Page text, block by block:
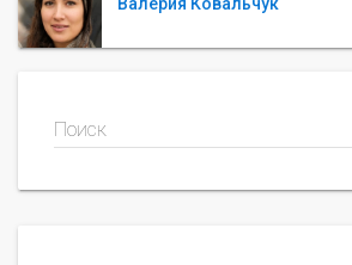
Валерия Ковальчук
Поиск